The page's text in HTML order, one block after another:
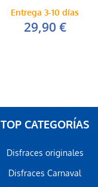
Entrega 3-10 días
29,90 €
TOP CATEGORÍAS
Disfraces originales
Disfraces Carnaval